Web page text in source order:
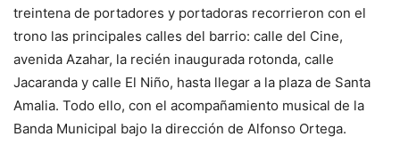
treintena de portadores y portadoras recorrieron con el
trono las principales calles del barrio: calle del Cine,
avenida Azahar, la recién inaugurada rotonda, calle
Jacaranda y calle El Niño, hasta llegar a la plaza de Santa
Amalia. Todo ello, con el acompañamiento musical de la
Banda Municipal bajo la dirección de Alfonso Ortega.